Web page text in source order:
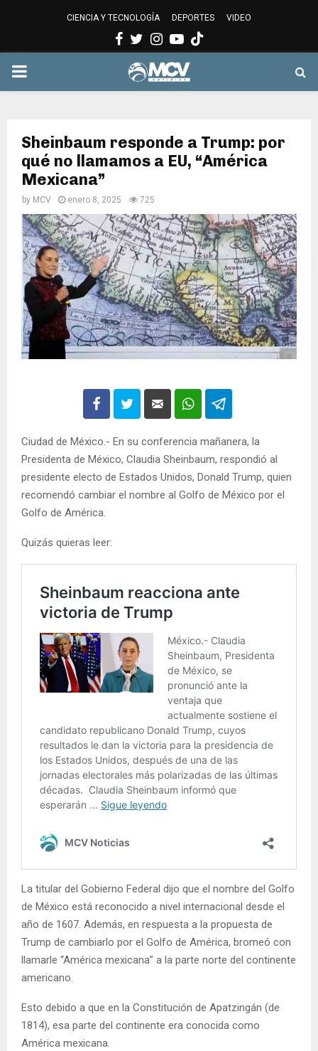
CIENCIA Y TECNOLOGÍA DEPORTES VIDEO
Facebook
Twitter
Instagram
Youtube
PRIMARY
Sheinbaum responde a Trump: por
qué no llamamos a EU, “América
Mexicana”
by MCV enero 8, 2025 725
Ciudad de México.- En su conferencia mañanera, la
Presidenta de México, Claudia Sheinbaum, respondió al
presidente electo de Estados Unidos, Donald Trump, quien
recomendó cambiar el nombre al Golfo de México por el
Golfo de América.
Quizás quieras leer:
La titular del Gobierno Federal dijo que el nombre del Golfo
de México está reconocido a nivel internacional desde el
año de 1607. Además, en respuesta a la propuesta de
Trump de cambiarlo por el Golfo de América, bromeó con
llamarle “América mexicana” a la parte norte del continente
americano.
Esto debido a que en la Constitución de Apatzingán (de
1814), esa parte del continente era conocida como
América mexicana.